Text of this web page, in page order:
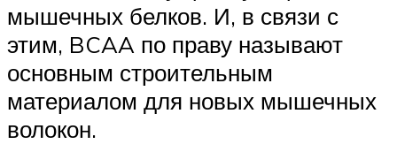
мышечных белков. И, в связи с
этим, BCAA по праву называют
основным строительным
материалом для новых мышечных
волокон.